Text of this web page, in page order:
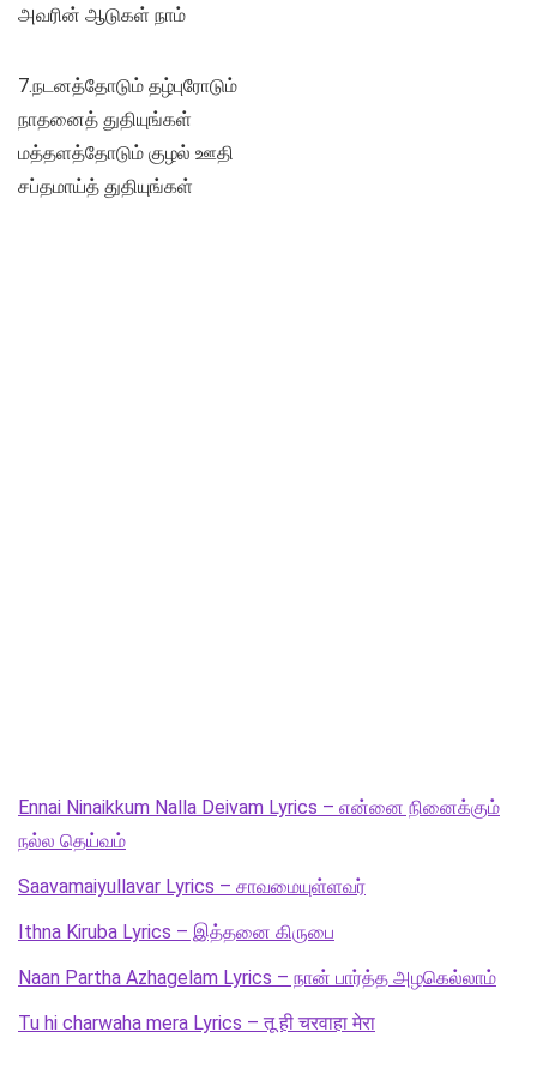
அவரின் ஆடுகள் நாம்
7.நடனத்தோடும் தழ்புரோடும்
நாதனைத் துதியுங்கள்
மத்தளத்தோடும் குழல் ஊதி
சப்தமாய்த் துதியுங்கள்
Ennai Ninaikkum Nalla Deivam Lyrics – என்னை நினைக்கும்
நல்ல தெய்வம்
Saavamaiyullavar Lyrics – சாவமையுள்ளவர்
Ithna Kiruba Lyrics – இத்தனை கிருபை
Naan Partha Azhagelam Lyrics – நான் பார்த்த அழகெல்லாம்
Tu hi charwaha mera Lyrics – तू ही चरवाहा मेरा